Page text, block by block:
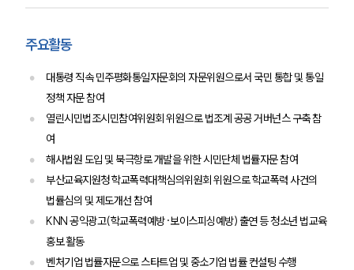
고객후기
업무분야
해외이민 업무
전체
구성원 소개
해외이민전문변호사
주요활동
대통령 직속 민주평화통일자문회의 자문위원으로서 국민 통합 및 통일
정책 자문 참여
열린시민법조시민참여위원회 위원으로 법조계 공공 거버넌스 구축 참
여
해사법원 도입 및 북극항로 개발을 위한 시민단체 법률자문 참여
부산교육지원청 학교폭력대책심의위원회 위원으로 학교폭력 사건의
법률심의 및 제도개선 참여
KNN 공익광고(학교폭력예방·보이스피싱예방) 출연 등 청소년 법교육
홍보 활동
벤처기업 법률자문으로 스타트업 및 중소기업 법률 컨설팅 수행